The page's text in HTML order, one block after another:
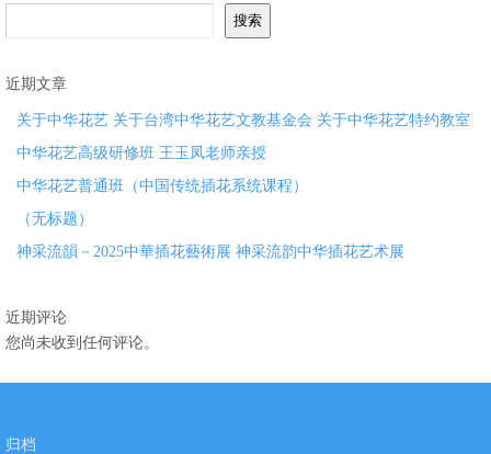
搜索
近期文章
关于中华花艺 关于台湾中华花艺文教基金会 关于中华花艺特约教室
中华花艺高级研修班 王玉凤老师亲授
中华花艺普通班（中国传统插花系统课程）
（无标题）
神采流韻－2025中華插花藝術展 神采流韵中华插花艺术展
近期评论
您尚未收到任何评论。
归档